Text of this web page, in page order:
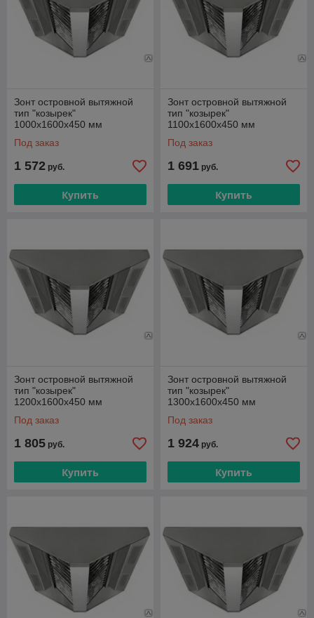
Зонт островной вытяжной
тип "козырек"
1000х1600х450 мм
Под заказ
1 572 руб.
Купить
Зонт островной вытяжной
тип "козырек"
1100х1600х450 мм
Под заказ
1 691 руб.
Купить
Зонт островной вытяжной
тип "козырек"
1200х1600х450 мм
Под заказ
1 805 руб.
Купить
Зонт островной вытяжной
тип "козырек"
1300х1600х450 мм
Под заказ
1 924 руб.
Купить